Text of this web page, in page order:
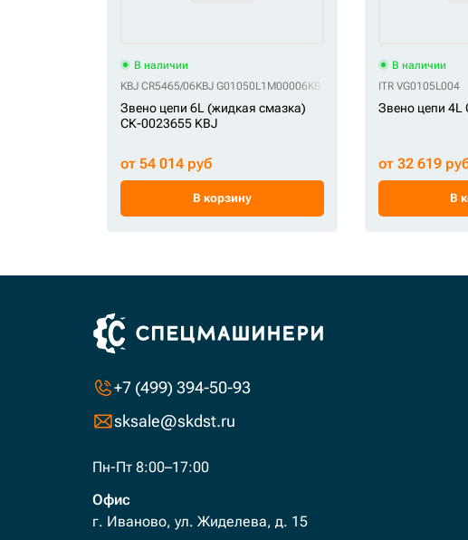
В наличии
KBJ CR5465/06KBJ G01050L1M00006KBJ VCR5465/06KBJ VG0105L006
Звено цепи 6L (жидкая смазка)
СК-0023655 KBJ
от 54 014 руб
В корзину
В наличии
ITR VG0105L004
Звено цепи 4L
от 32 619
В
+7 (499) 394-50-93
sksale@skdst.ru
Пн-Пт 8:00–17:00
Офис
г. Иваново, ул. Жиделева, д. 15